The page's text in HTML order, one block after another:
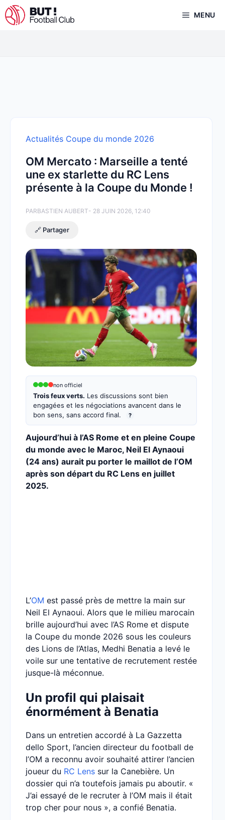
Aller
au
MENU
Actualités Coupe du monde 2026
OM Mercato : Marseille a tenté
une ex starlette du RC Lens
présente à la Coupe du Monde !
PARBASTIEN AUBERT- 28 JUIN 2026, 12:40
🔗 Partager
non officiel
Trois feux verts. Les discussions sont bien
engagées et les négociations avancent dans le
bon sens, sans accord final.
?
Aujourd’hui à l’AS Rome et en pleine Coupe
du monde avec le Maroc, Neil El Aynaoui
(24 ans) aurait pu porter le maillot de l’OM
après son départ du RC Lens en juillet
2025.
L’OM est passé près de mettre la main sur
Neil El Aynaoui. Alors que le milieu marocain
brille aujourd’hui avec l’AS Rome et dispute
la Coupe du monde 2026 sous les couleurs
des Lions de l’Atlas, Medhi Benatia a levé le
voile sur une tentative de recrutement restée
jusque-là méconnue.
Un profil qui plaisait
énormément à Benatia
Dans un entretien accordé à La Gazzetta
dello Sport, l’ancien directeur du football de
l’OM a reconnu avoir souhaité attirer l’ancien
joueur du RC Lens sur la Canebière. Un
dossier qui n’a toutefois jamais pu aboutir. «
J’ai essayé de le recruter à l’OM mais il était
trop cher pour nous », a confié Benatia.